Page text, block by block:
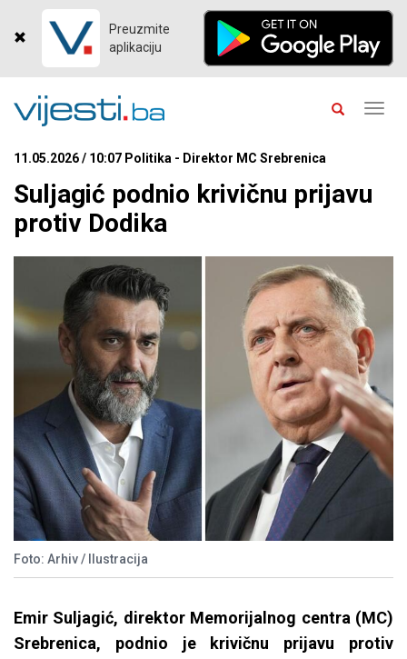
Preuzmite
aplikaciju
11.05.2026 / 10:07 Politika - Direktor MC Srebrenica
Suljagić podnio krivičnu prijavu
protiv Dodika
Foto: Arhiv / Ilustracija
Emir Suljagić, direktor Memorijalnog centra (MC)
Srebrenica, podnio je krivičnu prijavu protiv